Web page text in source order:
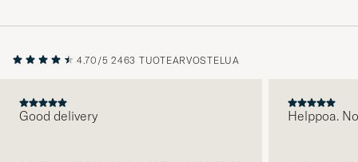
4.70/5 2463 TUOTEARVOSTELUA
Good delivery Helppoa.